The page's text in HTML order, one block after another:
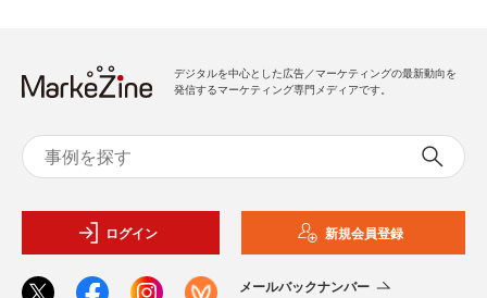
デジタルを中心とした広告／マーケティングの最新動向を
発信するマーケティング専門メディアです。
ログイン 新規会員登録
メールバックナンバー